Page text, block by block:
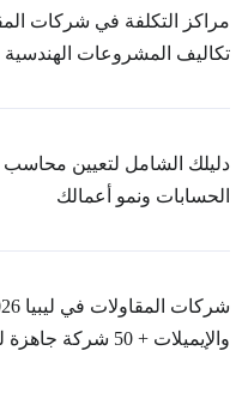
مراكز التكلفة في شركات
تكاليف المشروعات الهندسية
الحسابات ونمو أعمالك
والإيميلات + 50 شركة جاهزة للتحميل